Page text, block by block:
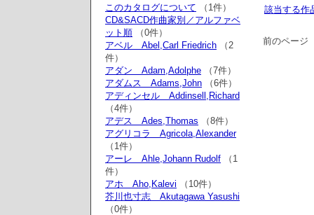
該当する作
前のページ
このカタログについて （1件）
CD&SACD作曲家別／アルファベ
ット順 （0件）
アベル Abel,Carl Friedrich （2
件）
アダン Adam,Adolphe （7件）
アダムス Adams,John （6件）
アディンセル Addinsell,Richard
（4件）
アデス Ades,Thomas （8件）
アグリコラ Agricola,Alexander
（1件）
アーレ Ahle,Johann Rudolf （1
件）
アホ Aho,Kalevi （10件）
芥川也寸志 Akutagawa Yasushi
（0件）